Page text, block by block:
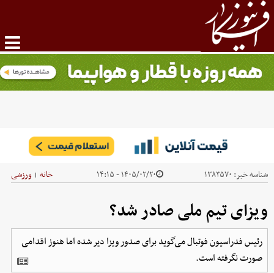
شناسه خبر: ۱۳۸۳۵۷۰ ۱۴۰۵/۰۲/۲۰ - ۱۴:۱۵ خانه | ورزشی
ویزای تیم ملی صادر شد؟
رئیس فدراسیون فوتبال می‌گوید برای صدور ویزا دیر شده اما هنوز اقدامی
صورت نگرفته است.